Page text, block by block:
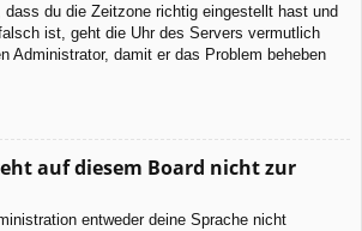
du die Zeitzone richtig eingestellt hast und
ist, geht die Uhr des Servers vermutlich
Administrator, damit er das Problem beheben
auf diesem Board nicht zur
entweder deine Sprache nicht